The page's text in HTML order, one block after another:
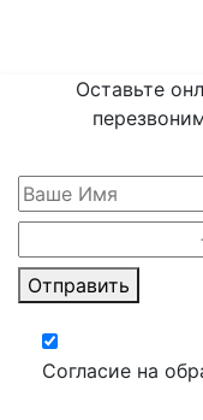
Оставьте
Отправить
Согласие на